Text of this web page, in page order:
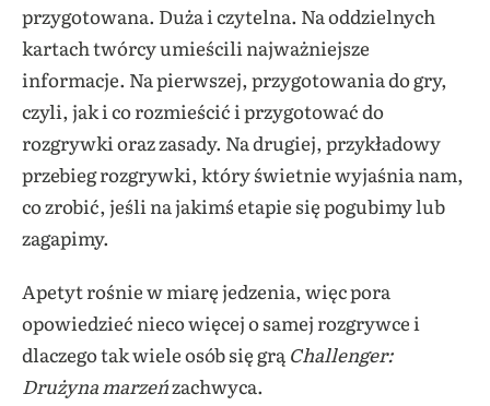
przygotowana. Duża i czytelna. Na oddzielnych
kartach twórcy umieścili najważniejsze
informacje. Na pierwszej, przygotowania do gry,
czyli, jak i co rozmieścić i przygotować do
rozgrywki oraz zasady. Na drugiej, przykładowy
przebieg rozgrywki, który świetnie wyjaśnia nam,
co zrobić, jeśli na jakimś etapie się pogubimy lub
zagapimy.
Apetyt rośnie w miarę jedzenia, więc pora
opowiedzieć nieco więcej o samej rozgrywce i
dlaczego tak wiele osób się grą Challenger:
Drużyna marzeńzachwyca.